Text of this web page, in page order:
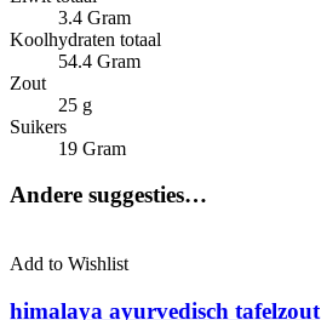
3.4 Gram
Koolhydraten totaal
54.4 Gram
Zout
25 g
Suikers
19 Gram
Andere suggesties…
Add to Wishlist
himalaya ayurvedisch tafelzout